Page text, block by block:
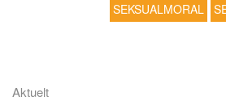
SEKSUALMORAL
Aktuelt